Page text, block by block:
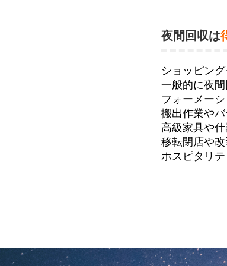
夜間回収は
ショッピン
一般的に夜
フォーメー
搬出作業やバ
高級家具や什
移転閉店や
ホスピタリ